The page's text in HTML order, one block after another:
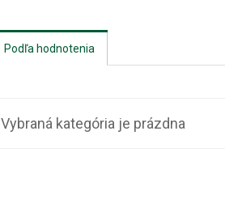
Podľa hodnotenia
Vybraná kategória je prázdna